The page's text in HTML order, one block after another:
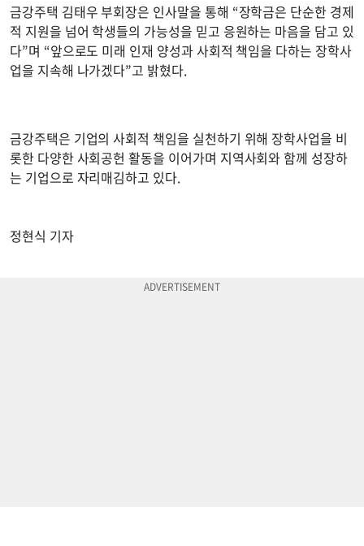
금강주택 김태우 부회장은 인사말을 통해 “장학금은 단순한 경제
적 지원을 넘어 학생들의 가능성을 믿고 응원하는 마음을 담고 있
다”며 “앞으로도 미래 인재 양성과 사회적 책임을 다하는 장학사
업을 지속해 나가겠다”고 밝혔다.
금강주택은 기업의 사회적 책임을 실천하기 위해 장학사업을 비
롯한 다양한 사회공헌 활동을 이어가며 지역사회와 함께 성장하
는 기업으로 자리매김하고 있다.
정현식 기자